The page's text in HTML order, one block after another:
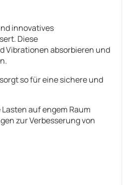
innovatives
Diese
Vibrationen absorbieren und
so für eine sichere und
auf engem Raum
zur Verbesserung von